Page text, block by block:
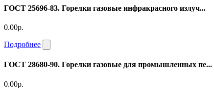
ГОСТ 25696-83. Горелки газовые инфракрасного излуч...
0.00р.
Подробнее
ГОСТ 28680-90. Горелки газовые для промышленных пе...
0.00р.